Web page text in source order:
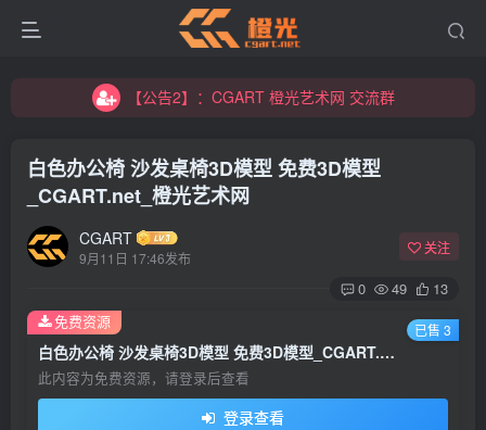
【公告2】：CGART 橙光艺术网 交流群
【公告2】：CGART 橙光艺术网 交流群
白色办公椅 沙发桌椅3D模型 免费3D模型
_CGART.net_橙光艺术网
CGART
9月11日 17:46发布
关注
0 49 13
白色办公椅 沙发桌椅3D模型 免费3D模型_CGART.net_橙光艺术网
此内容为免费资源，请登录后查看
登录查看
免费资源 已售 3